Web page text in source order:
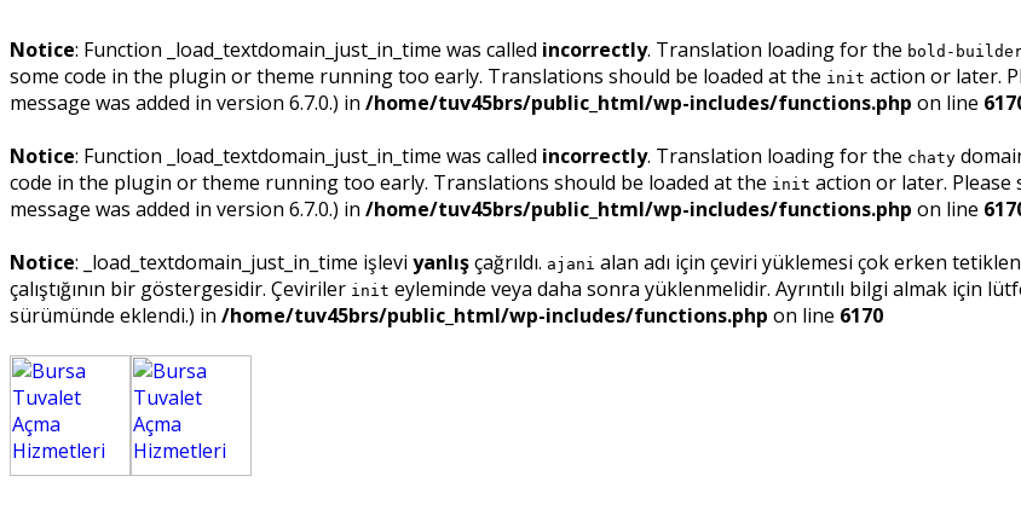
Notice: Function _load_textdomain_just_in_time was called incorrectly. Translation loading for the bold-
some code in the plugin or theme running too early. Translations should be loaded at the init action or later.
message was added in version 6.7.0.) in /home/tuv45brs/public_html/wp-includes/functions.php on line
Notice: Function _load_textdomain_just_in_time was called incorrectly. Translation loading for the chaty
code in the plugin or theme running too early. Translations should be loaded at the init action or later. Please
message was added in version 6.7.0.) in /home/tuv45brs/public_html/wp-includes/functions.php on line
Notice: _load_textdomain_just_in_time işlevi yanlışçağrıldı. ajani alan adı için çeviri yüklemesi çok erken
çalıştığının bir göstergesidir. Çeviriler init eyleminde veya daha sonra yüklenmelidir. Ayrıntılı bilgi almak için
sürümünde eklendi.) in /home/tuv45brs/public_html/wp-includes/functions.php on line 6170